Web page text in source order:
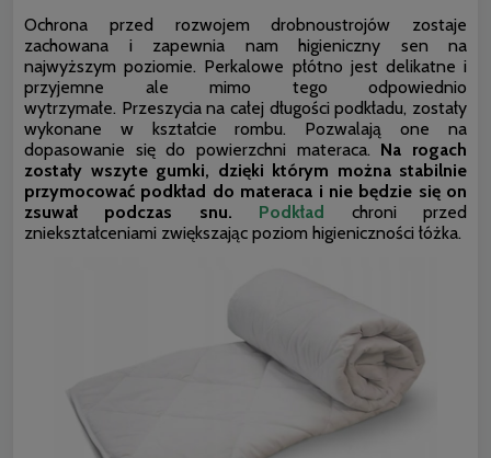
Ochrona przed rozwojem drobnoustrojów zostaje
zachowana i zapewnia nam higieniczny sen na
najwyższym poziomie. Perkalowe płótno jest delikatne i
przyjemne ale mimo tego odpowiednio
wytrzymałe. Przeszycia na całej długości podkładu, zostały
wykonane w kształcie rombu. Pozwalają one na
dopasowanie się do powierzchni materaca. Na rogach
zostały wszyte gumki, dzięki którym można stabilnie
przymocować podkład do materaca i nie będzie się on
zsuwał podczas snu.
Podkład chroni przed
zniekształceniami zwiększając poziom higieniczności łóżka.